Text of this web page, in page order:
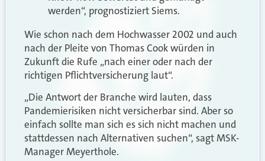
werden“, prognostiziert Siems.
Wie schon nach dem Hochwasser 2002 und auch
nach der Pleite von Thomas Cook würden in
Zukunft die Rufe „nach einer oder nach der
richtigen Pflichtversicherung laut“.
„Die Antwort der Branche wird lauten, dass
Pandemierisiken nicht versicherbar sind. Aber so
einfach sollte man sich es sich nicht machen und
stattdessen nach Alternativen suchen“, sagt MSK-
Manager Meyerthole.